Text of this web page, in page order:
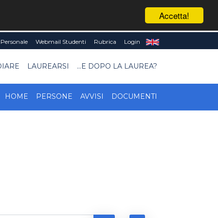
Accetta!
Webmail Studenti Rubrica Login
LAUREARSI ...E DOPO LA LAUREA?
HOME PERSONE AVVISI DOCUMENTI